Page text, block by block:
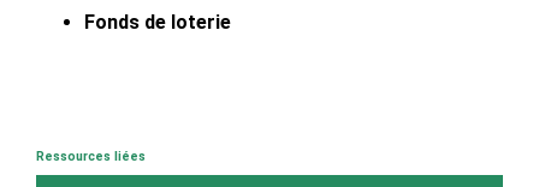
Fonds de loterie
Ressources liées